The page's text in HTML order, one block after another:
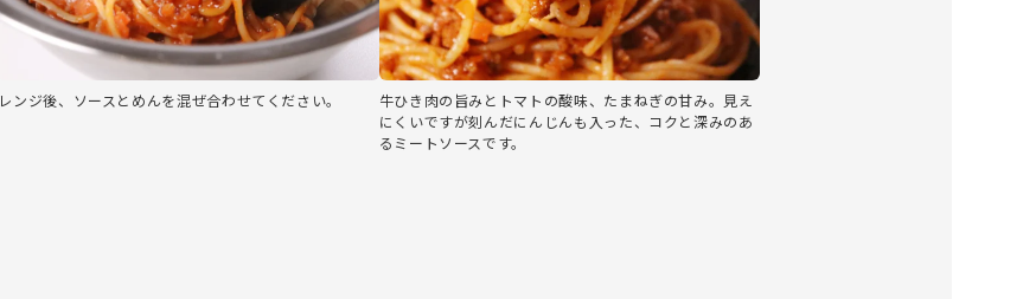
レンジ後、ソースとめんを混ぜ合わせてください。
牛ひき肉の旨みとトマトの酸味、たまねぎの甘み。見え
にくいですが刻んだにんじんも入った、コクと深みのあ
るミートソースです。